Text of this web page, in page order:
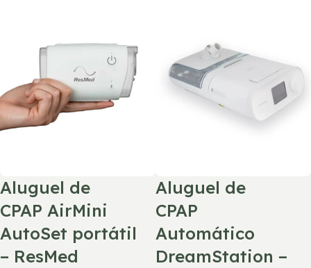
Aluguel de
CPAP AirMini
AutoSet portátil
– ResMed
Aluguel de
CPAP
Automático
DreamStation –